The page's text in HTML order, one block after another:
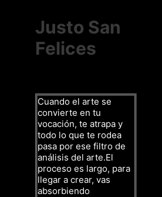
Justo San
Felices
Cuando el arte se
convierte en tu
vocación, te atrapa y
todo lo que te rodea
pasa por ese filtro de
análisis del arte.El
proceso es largo, para
llegar a crear, vas
absorbiendo